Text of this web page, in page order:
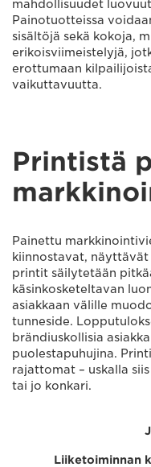
mahdollisuudet
Painotuotteissa
sisältöjä sekä kokoja,
erikoisviimeistelyjä,
erottumaan
vaikuttavuutta.
Printistä
Painettu
kiinnostavat,
printit säilytetään
käsinkosketeltavan
asiakkaan välille
tunneside.
brändiuskollisia
puolestapuhujina.
rajattomat – uskalla
tai jo konkari.
Liiketoiminnan